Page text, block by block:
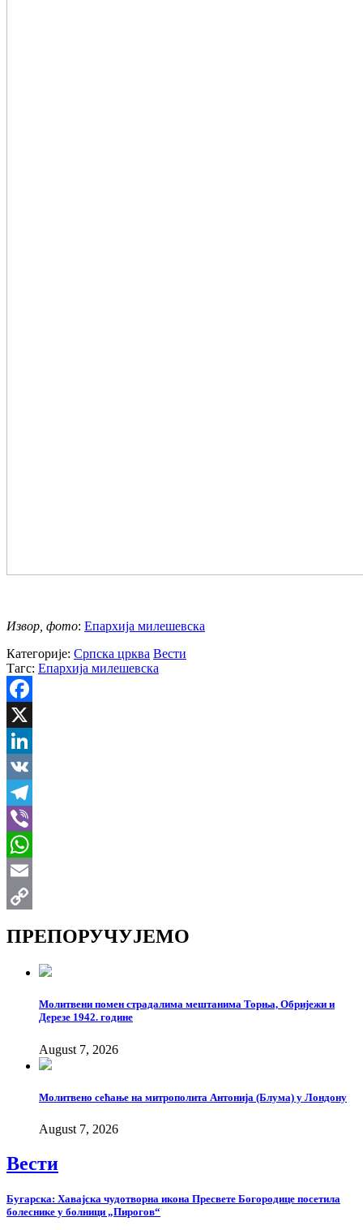
Извор, фото: Епархија милешевска
Категорије: Српска црква Вести
Тагс: Епархија милешевска
Facebook
X
LinkedIn
VK
Telegram
Viber
WhatsApp
Email
ПРЕПОРУЧУЈЕМО
Молитвени помен страдалима мештанима Торња, Обријежи и
Дерезе 1942. године
August 7, 2026
Молитвено сећање на митрополита Антонија (Блума) у Лондону
August 7, 2026
Вести
Бугарска: Хавајска чудотворна икона Пресвете Богородице посетила
болеснике у болници „Пирогов“